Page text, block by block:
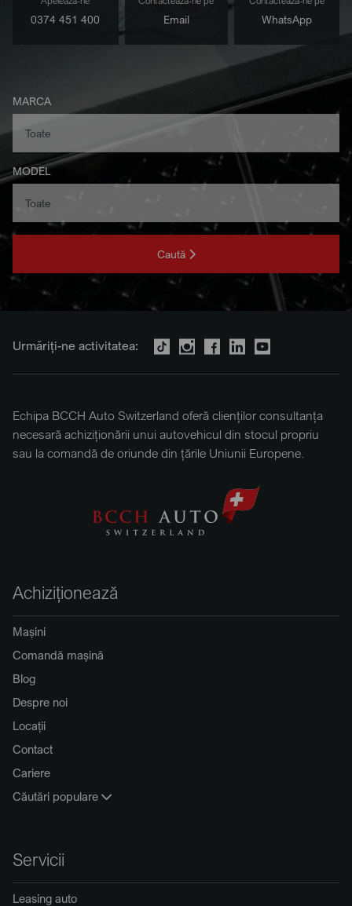
0374 451 400 Email WhatsApp
MARCA
MODEL
Caută
Urmăriți-ne activitatea:
Echipa BCCH Auto Switzerland oferă clienților consultanța
necesară achiziționării unui autovehicul din stocul propriu
sau la comandă de oriunde din țările Uniunii Europene.
Achiziționează
Mașini
Comandă mașină
Blog
Despre noi
Locații
Contact
Cariere
Căutări populare
Servicii
Leasing auto